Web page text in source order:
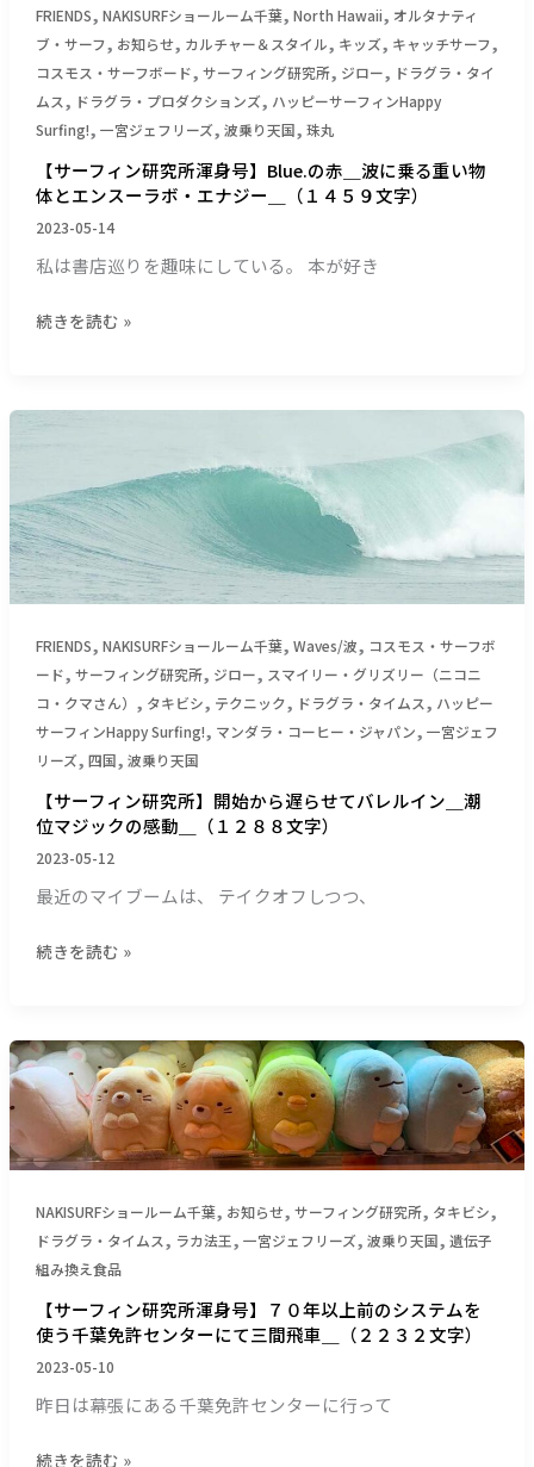
４
９
文
字）
ー
リ
ン
グ
＿
RIP
弾
丸
ー
＿
８
字）
FRIENDS, NAKISURFショールーム千葉, North Hawaii, オルタナティ
ブ・サーフ, お知らせ, カルチャー＆スタイル, キッズ, キャッチサーフ,
コスモス・サーフボード, サーフィング研究所, ジロー, ドラグラ・タイ
ムス, ドラグラ・プロダクションズ, ハッピーサーフィンHappy
Surfing!, 一宮ジェフリーズ, 波乗り天国, 珠丸
【サーフィン研究所渾身号】Blue.の赤＿波に乗る重い物
体とエンスーラボ・エナジー＿（１４５９文字）
2023-05-14
私は書店巡りを趣味にしている。 本が好き
研
究
所
渾
身
Blue.
の
赤
＿
に
い
と
エ
ン
ス
ラ
ボ・
エ
ナ
ジ
＿
（１
４
５
文
続きを読む »
FRIENDS, NAKISURFショールーム千葉, Waves/波, コスモス・サーフボ
ード, サーフィング研究所, ジロー, スマイリー・グリズリー（ニコニ
コ・クマさん） , タキビシ, テクニック, ドラグラ・タイムス, ハッピー
サーフィンHappy Surfing!, マンダラ・コーヒー・ジャパン, 一宮ジェフ
リーズ, 四国, 波乗り天国
【サーフィン研究所】開始から遅らせてバレルイン＿潮
位マジックの感動＿（１２８８文字）
2023-05-12
最近のマイブームは、 テイクオフしつつ、
ィ
ン
研
究
開
始
か
ら
遅
せ
て
バ
レ
イ
位
マ
ジ
ク
感
動
＿
（１
２
８
文
続きを読む »
NAKISURFショールーム千葉, お知らせ, サーフィング研究所, タキビシ,
ドラグラ・タイムス, ラカ法王, 一宮ジェフリーズ, 波乗り天国, 遺伝子
組み換え食品
【サーフィン研究所渾身号】７０年以上前のシステムを
使う千葉免許センターにて三間飛車＿（２２３２文字）
2023-05-10
昨日は幕張にある千葉免許センターに行って
【サ
ー
フ
ン
究
所
渾
身
号】
０
年
続きを読む »